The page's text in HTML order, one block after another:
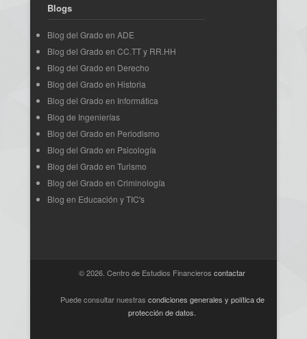
Blogs
Blog del Grado en ADE
Blog del Grado en CC.TT y RR.HH
Blog del Grado en Derecho
Blog del Grado en Historia
Blog del Grado en Informática
Blog de Ingenierías
Blog del Grado en Periodismo
Blog del Grado en Psicología
Blog del Grado en Turismo
Blog del Grado en Criminología
Blog en Educación y TIC's
© 2026. Centro de Estudios Financieros contactar
Puede consultar nuestras condiciones generales y política de
protección de datos